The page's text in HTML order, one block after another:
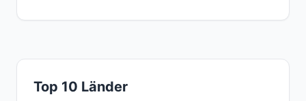
Top 10 Länder